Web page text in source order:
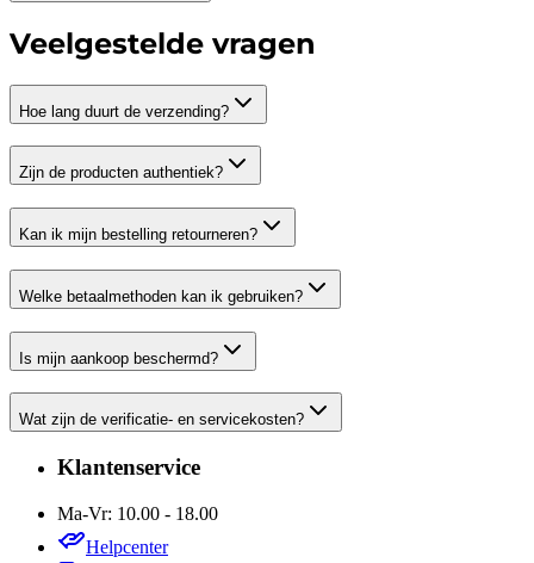
Veelgestelde vragen
Hoe lang duurt de verzending?
Zijn de producten authentiek?
Kan ik mijn bestelling retourneren?
Welke betaalmethoden kan ik gebruiken?
Is mijn aankoop beschermd?
Wat zijn de verificatie- en servicekosten?
Klantenservice
Ma-Vr: 10.00 - 18.00
Helpcenter